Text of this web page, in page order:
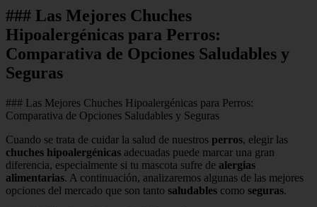
### Las Mejores Chuches
Hipoalergénicas para Perros:
Comparativa de Opciones Saludables y
Seguras
### Las Mejores Chuches Hipoalergénicas para Perros:
Comparativa de Opciones Saludables y Seguras
Cuando se trata de cuidar la salud de nuestros perros, elegir las
chuches hipoalergénicas adecuadas puede marcar una gran
diferencia, especialmente si tu mascota sufre de alergias
alimentarias. A continuación, analizaremos algunas de las mejores
opciones del mercado que son tanto saludables como seguras.